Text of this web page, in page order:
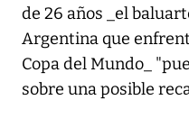
de 26 años _el
Argentina que
Copa del Mundo_
sobre una posible